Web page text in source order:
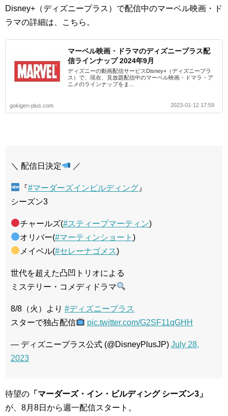
Disney+（ディズニープラス）で配信中のマーベル映画・ド
ラマの詳細は、こちら。
マーベル映画・ドラマのディズニープラス配
信ラインナップ 2024年9月
ディズニーの動画配信サービスDisney+（ディズニープラ
ス）で、現在、見放題配信中のマーベル映画・ドマラ・ア
ニメのラインナップをま...
gokigen-plus.com 2023-01-12 17:59
＼ 配信日決定 ／
『#マーダーズインビルディング 』
シーズン3
チャールズ(#スティーブマーティン)
オリバー(#マーティンショート)
メイベル(#セレーナゴメス)
世代を超えた凸凹トリオによる
ミステリー・コメディドラマ
8/8（火）より #ディズニープラス
スターで独占配信
pic.twitter.com/G2SF11qGHH
— ディズニープラス公式 (@DisneyPlusJP) July 28,
2023
待望の 「マーダーズ・イン・ビルディング シーズン3」
が、8月8日から週一配信スタート。